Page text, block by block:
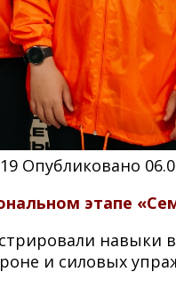
Опубликовано
этапе
и силовых